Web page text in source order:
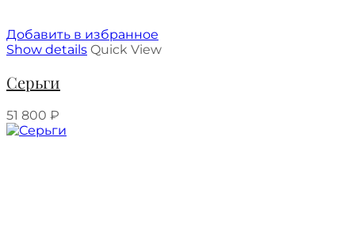
Добавить в избранное
Show details Quick View
Серьги
51 800 ₽